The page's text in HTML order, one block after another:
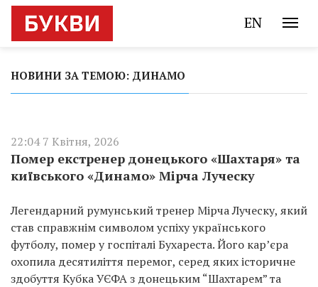
EN
НОВИНИ ЗА ТЕМОЮ: ДИНАМО
22:04 7 Квітня, 2026
Помер екстренер донецького «Шахтаря» та
київського «Динамо» Мірча Луческу
Легендарний румунський тренер Мірча Луческу, який
став справжнім символом успіху українського
футболу, помер у госпіталі Бухареста. Його кар’єра
охопила десятиліття перемог, серед яких історичне
здобуття Кубка УЄФА з донецьким “Шахтарем” та